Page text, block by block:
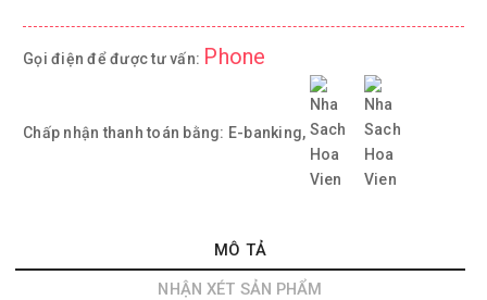
Gọi điện để được tư vấn: Phone
Chấp nhận thanh toán bằng: E-banking,
MÔ TẢ
NHẬN XÉT SẢN PHẨM